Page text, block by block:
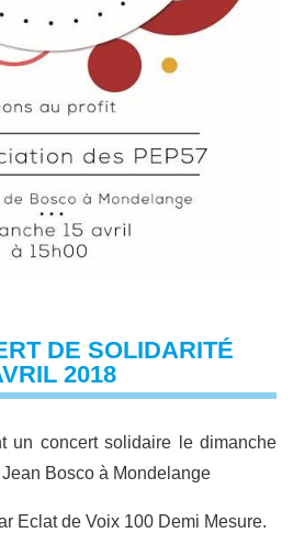
DE SOLIDARITÉ
2018
un concert solidaire le dimanche
Bosco à Mondelange
Eclat de Voix 100 Demi Mesure.